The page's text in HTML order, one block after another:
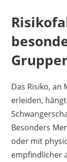
Das Risiko, an
erleiden,
Besonders
oder mit
empfindlicher